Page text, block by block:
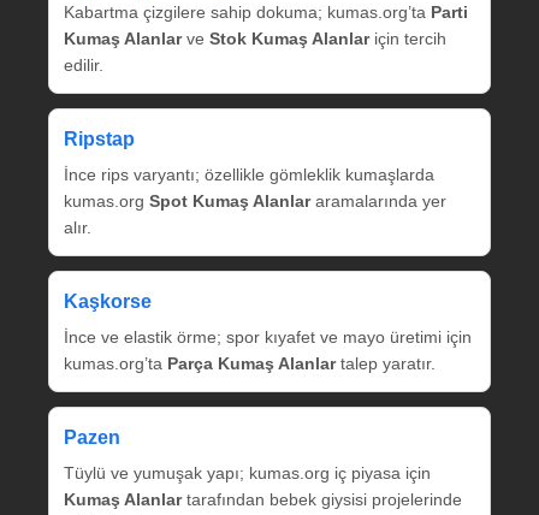
Kabartma çizgilere sahip dokuma; kumas.org’ta Parti
Kumaş Alanlarve Stok Kumaş Alanlariçin tercih
edilir.
Ripstap
İnce rips varyantı; özellikle gömleklik kumaşlarda
kumas.org Spot Kumaş Alanlararamalarında yer
alır.
Kaşkorse
İnce ve elastik örme; spor kıyafet ve mayo üretimi için
kumas.org’ta Parça Kumaş Alanlartalep yaratır.
Pazen
Tüylü ve yumuşak yapı; kumas.org iç piyasa için
Kumaş Alanlartarafından bebek giysisi projelerinde